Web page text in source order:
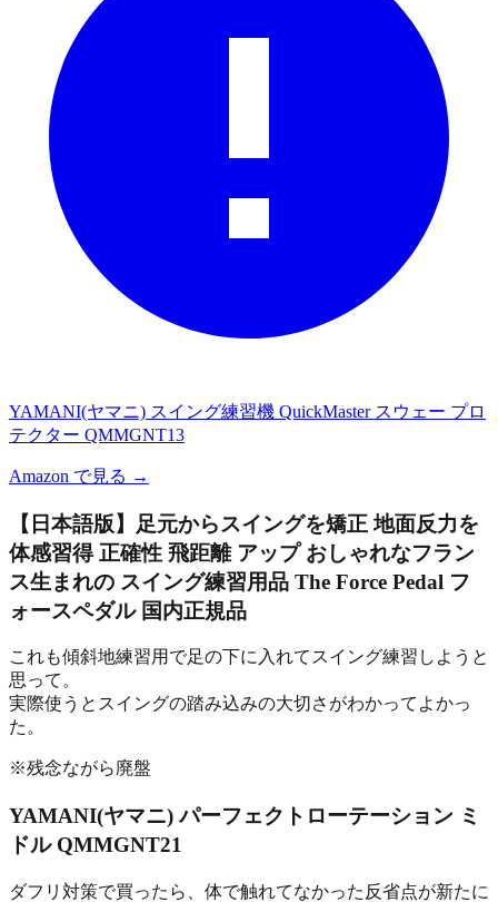
YAMANI(ヤマニ) スイング練習機 QuickMaster スウェー プロ
テクター QMMGNT13
Amazon で見る →
【日本語版】足元からスイングを矯正 地面反力を
体感習得 正確性 飛距離 アップ おしゃれなフラン
ス生まれの スイング練習用品 The Force Pedal フ
ォースペダル 国内正規品
これも傾斜地練習用で足の下に入れてスイング練習しようと
思って。
実際使うとスイングの踏み込みの大切さがわかってよかっ
た。
※残念ながら廃盤
YAMANI(ヤマニ) パーフェクトローテーション ミ
ドル QMMGNT21
ダフリ対策で買ったら、体で触れてなかった反省点が新たに